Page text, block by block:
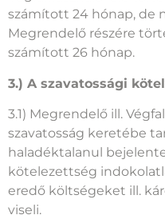
Végfalhasználó felé
számított 24 hónap, de
Megrendelő részére
3.1) Megrendelő ill.
szavatosság keretébe
haladéktalanul
kötelezettség
eredő költségeket ill.